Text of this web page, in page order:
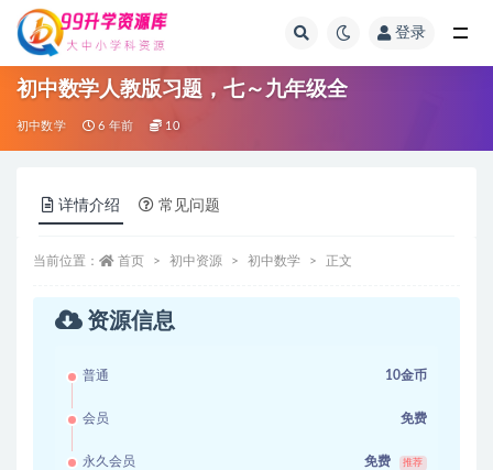
登录
初中数学人教版习题，七～九年级全
初中数学 6 年前 10
详情介绍 常见问题
当前位置： 首页 初中资源 初中数学 正文
资源信息
普通 10金币
会员 免费
永久会员 免费 推荐